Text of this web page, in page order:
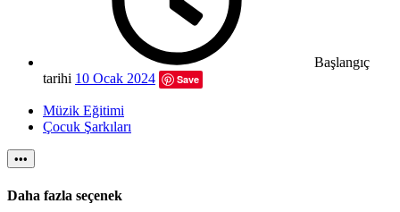
Başlangıç
tarihi 10 Ocak 2024 Save
Müzik Eğitimi
Çocuk Şarkıları
•••
Daha fazla seçenek